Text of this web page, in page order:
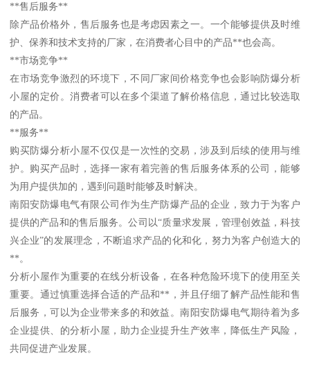
**售后服务**
除产品价格外，售后服务也是考虑因素之一。一个能够提供及时维
护、保养和技术支持的厂家，在消费者心目中的产品**也会高。
**市场竞争**
在市场竞争激烈的环境下，不同厂家间价格竞争也会影响防爆分析
小屋的定价。消费者可以在多个渠道了解价格信息，通过比较选取
的产品。
**服务**
购买防爆分析小屋不仅仅是一次性的交易，涉及到后续的使用与维
护。购买产品时，选择一家有着完善的售后服务体系的公司，能够
为用户提供加的，遇到问题时能够及时解决。
南阳安防爆电气有限公司作为生产防爆产品的企业，致力于为客户
提供的产品和的售后服务。公司以“质量求发展，管理创效益，科技
兴企业”的发展理念，不断追求产品的化和化，努力为客户创造大的
**。
分析小屋作为重要的在线分析设备，在各种危险环境下的使用至关
重要。通过慎重选择合适的产品和**，并且仔细了解产品性能和售
后服务，可以为企业带来多的和效益。南阳安防爆电气期待着为多
企业提供、的分析小屋，助力企业提升生产效率，降低生产风险，
共同促进产业发展。